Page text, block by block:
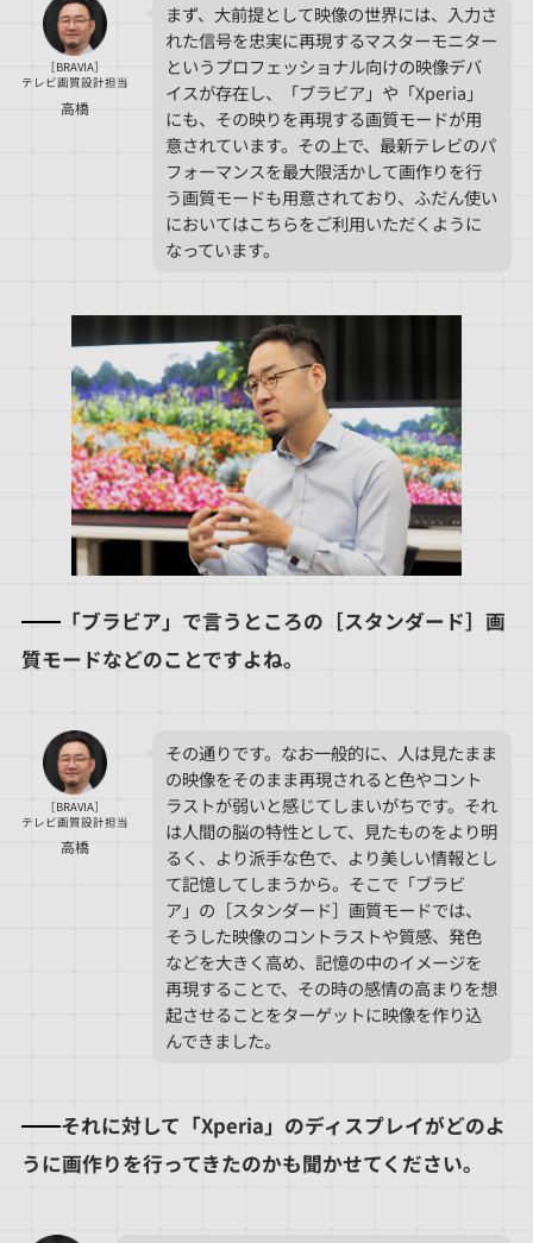
［BRAVIA］
テレビ画質設計担当
高橋
まず、大前提として映像の世界には、入力さ
れた信号を忠実に再現するマスターモニター
というプロフェッショナル向けの映像デバ
イスが存在し、「ブラビア」や「Xperia」
にも、その映りを再現する画質モードが用
意されています。その上で、最新テレビのパ
フォーマンスを最大限活かして画作りを行
う画質モードも用意されており、ふだん使い
においてはこちらをご利用いただくように
なっています。
「ブラビア」で言うところの［スタンダード］画
質モードなどのことですよね。
［BRAVIA］
テレビ画質設計担当
高橋
その通りです。なお一般的に、人は見たまま
の映像をそのまま再現されると色やコント
ラストが弱いと感じてしまいがちです。それ
は人間の脳の特性として、見たものをより明
るく、より派手な色で、より美しい情報とし
て記憶してしまうから。そこで「ブラビ
ア」の［スタンダード］画質モードでは、
そうした映像のコントラストや質感、発色
などを大きく高め、記憶の中のイメージを
再現することで、その時の感情の高まりを想
起させることをターゲットに映像を作り込
んできました。
それに対して「Xperia」のディスプレイがどのよ
うに画作りを行ってきたのかも聞かせてください。